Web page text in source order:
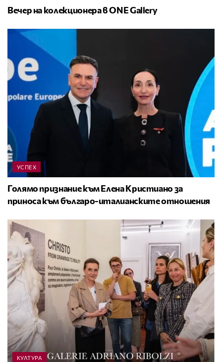
Вечер на колекционера в ONE Gallery
УСПЕХ
Голямо признание към Елена Кристиано за
приноса към българо-италианските отношения
КУЛТУРА